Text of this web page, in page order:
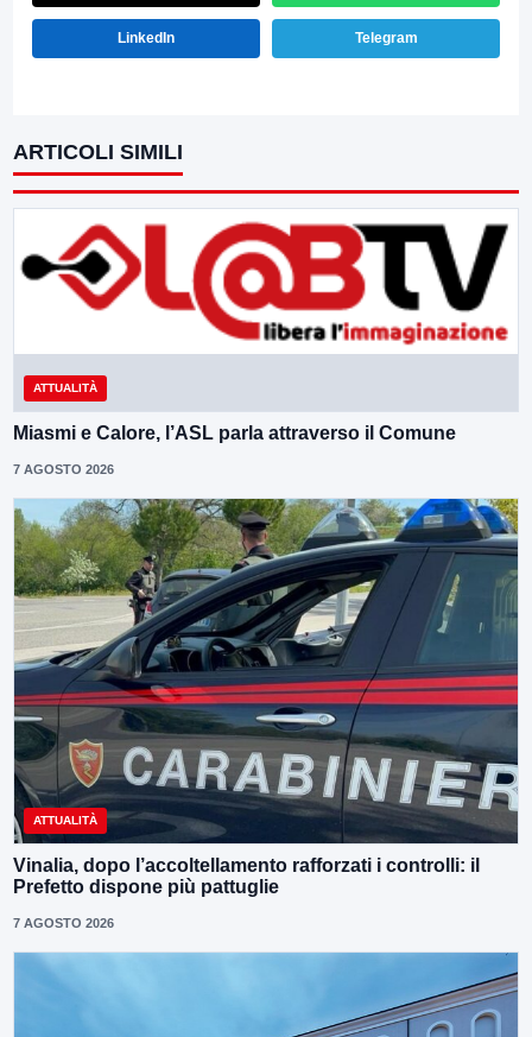
LinkedIn Telegram
ARTICOLI SIMILI
ATTUALITÀ
Miasmi e Calore, l’ASL parla attraverso il Comune
7 AGOSTO 2026
ATTUALITÀ
Vinalia, dopo l’accoltellamento rafforzati i controlli: il
Prefetto dispone più pattuglie
7 AGOSTO 2026